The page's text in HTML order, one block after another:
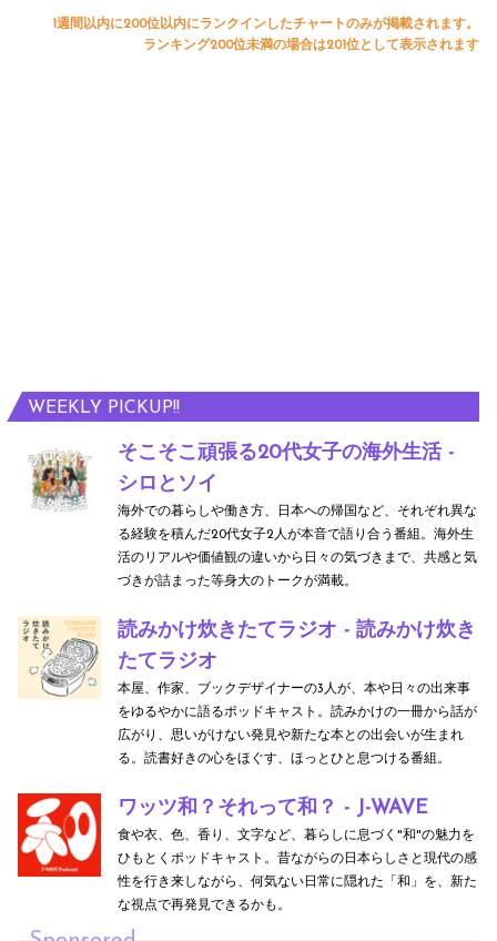
WEEKLY PICKUP!!
そこそこ頑張る20代女子の海外生活 -
シロとソイ
海外での暮らしや働き方、日本への帰国など、それぞれ異な
る経験を積んだ20代女子2人が本音で語り合う番組。海外生
活のリアルや価値観の違いから日々の気づきまで、共感と気
づきが詰まった等身大のトークが満載。
読みかけ炊きたてラジオ - 読みかけ炊き
たてラジオ
本屋、作家、ブックデザイナーの3人が、本や日々の出来事
をゆるやかに語るポッドキャスト。読みかけの一冊から話が
広がり、思いがけない発見や新たな本との出会いが生まれ
る。読書好きの心をほぐす、ほっとひと息つける番組。
ワッツ和？それって和？ - J-WAVE
食や衣、色、香り、文字など、暮らしに息づく"和"の魅力を
ひもとくポッドキャスト。昔ながらの日本らしさと現代の感
性を行き来しながら、何気ない日常に隠れた「和」を、新た
な視点で再発見できるかも。
1週間以内に200位以内にランクインしたチャートのみが掲載されます。
ランキング200位未満の場合は201位として表示されます